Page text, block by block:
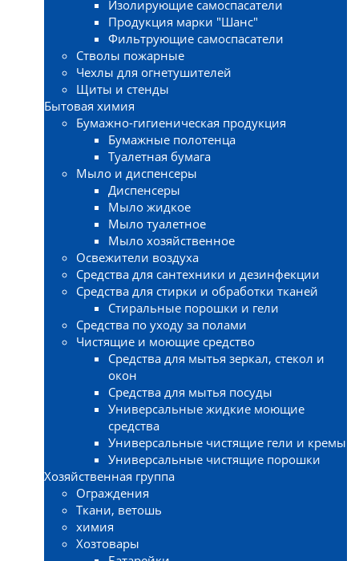
Изолирующие самоспасатели
Продукция марки "Шанс"
Фильтрующие самоспасатели
Стволы пожарные
Чехлы для огнетушителей
Щиты и стенды
Бытовая химия
Бумажно-гигиеническая продукция
Бумажные полотенца
Туалетная бумага
Мыло и диспенсеры
Диспенсеры
Мыло жидкое
Мыло туалетное
Мыло хозяйственное
Освежители воздуха
Средства для сантехники и дезинфекции
Средства для стирки и обработки тканей
Стиральные порошки и гели
Средства по уходу за полами
Чистящие и моющие средство
Средства для мытья зеркал, стекол и
окон
Средства для мытья посуды
Универсальные жидкие моющие
средства
Универсальные чистящие гели и кремы
Универсальные чистящие порошки
Хозяйственная группа
Ограждения
Ткани, ветошь
химия
Хозтовары